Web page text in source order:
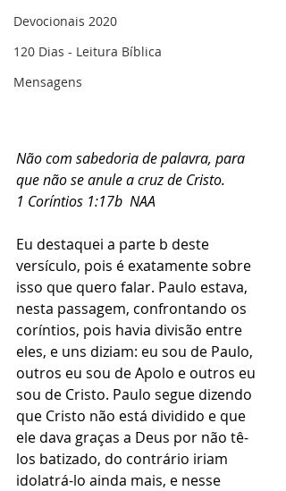
Devocionais 2020
120 Dias - Leitura Bíblica
Mensagens
Não com sabedoria de palavra, para
que não se anule a cruz de Cristo. ‭‭
1 Coríntios 1:17b  NAA‬‬
Eu destaquei a parte b deste
versículo, pois é exatamente sobre
isso que quero falar. Paulo estava,
nesta passagem, confrontando os
coríntios, pois havia divisão entre
eles, e uns diziam: eu sou de Paulo,
outros eu sou de Apolo e outros eu
sou de Cristo. Paulo segue dizendo
que Cristo não está dividido e que
ele dava graças a Deus por não tê-
los batizado, do contrário iriam
idolatrá-lo ainda mais, e nesse